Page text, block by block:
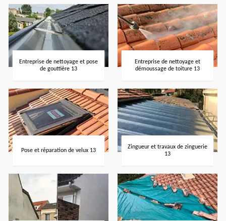
Entreprise de nettoyage et pose
de gouttière 13
Entreprise de nettoyage et
démoussage de toiture 13
Pose et réparation de velux 13
Zingueur et travaux de zinguerie
13